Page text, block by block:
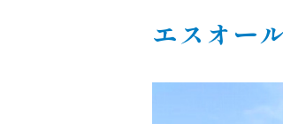
エスオー